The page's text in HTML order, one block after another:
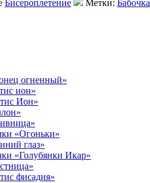
Бисероплетение Метки: Бабочка
огненный»
ион»
Ион»
«Огоньки»
глаз»
«Голубянки Икар»
фисадия»